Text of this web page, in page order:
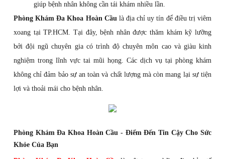
giúp bệnh nhân không cần tái khám nhiều lần.
Phòng Khám Đa Khoa Hoàn Cầulà địa chỉ uy tín để điều trị viêm
xoang tại TP.HCM. Tại đây, bệnh nhân được thăm khám kỹ lưỡng
bởi đội ngũ chuyên gia có trình độ chuyên môn cao và giàu kinh
nghiệm trong lĩnh vực tai mũi họng. Các dịch vụ tại phòng khám
không chỉ đảm bảo sự an toàn và chất lượng mà còn mang lại sự tiện
lợi và thoải mái cho bệnh nhân.
Phòng Khám Đa Khoa Hoàn Cầu - Điểm Đến Tin Cậy Cho Sức
Khỏe Của Bạn